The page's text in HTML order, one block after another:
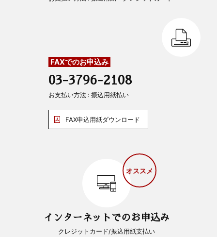
FAXでのお申込み
03-3796-2108
お支払い方法 : 振込用紙払い
FAX申込用紙ダウンロード
オススメ
インターネットでのお申込み
クレジットカード/振込用紙支払い